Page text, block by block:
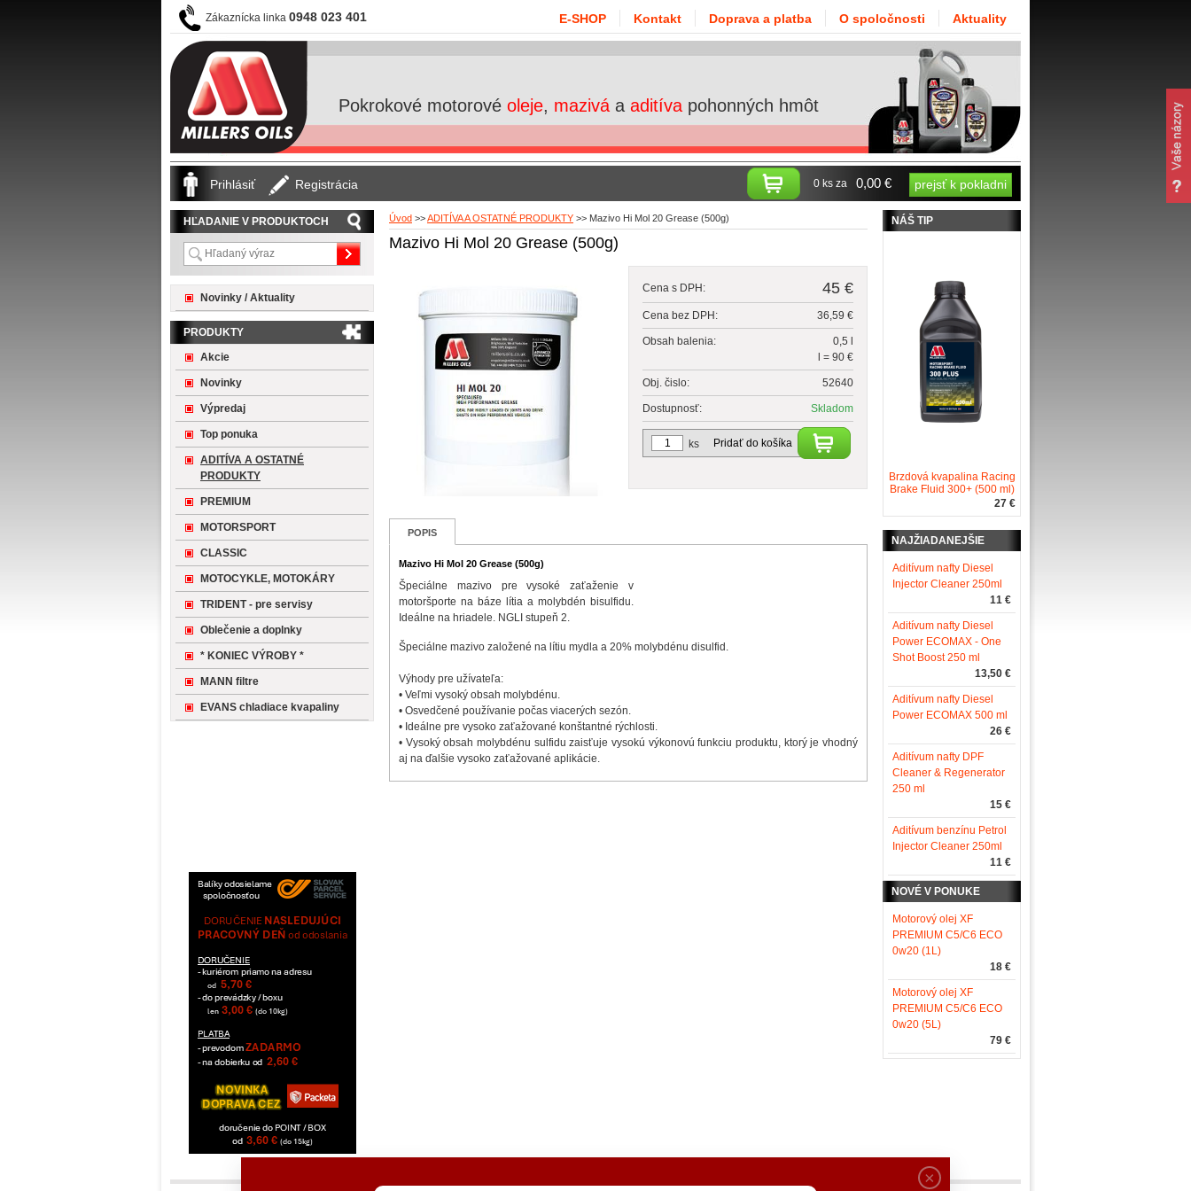
Zákaznícka linka 0948 023 401
Pokrokové motorové oleje, mazivá a aditíva pohonných hmôt
Úvod >>ADITÍVA A OSTATNÉ PRODUKTY >> Mazivo Hi Mol 20 Grease (500g)
Mazivo Hi Mol 20 Grease (500g)
Cena s DPH: 45 €
Cena bez DPH: 36,59 €
Obsah balenia:
0,5 l
l = 90 €
Obj. čislo: 52640
Dostupnosť: Skladom
Pridať do košíka
ks
POPIS
Mazivo Hi Mol 20 Grease (500g)
Špeciálne mazivo pre vysoké zaťaženie v
motoršporte na báze lítia a molybdén bisulfidu.
Ideálne na hriadele. NGLI stupeň 2.
Špeciálne mazivo založené na lítiu mydla a 20% molybdénu disulfid.
Výhody pre užívateľa:
• Veľmi vysoký obsah molybdénu.
• Osvedčené používanie počas viacerých sezón.
• Ideálne pre vysoko zaťažované konštantné rýchlosti.
• Vysoký obsah molybdénu sulfidu zaisťuje vysokú výkonovú funkciu produktu, ktorý je vhodný
aj na ďalšie vysoko zaťažované aplikácie.
HĽADANIE V PRODUKTOCH
Novinky / Aktuality
PRODUKTY
Akcie
Novinky
Výpredaj
Top ponuka
ADITÍVA A OSTATNÉ
PRODUKTY
PREMIUM
MOTORSPORT
CLASSIC
MOTOCYKLE, MOTOKÁRY
TRIDENT - pre servisy
Oblečenie a doplnky
* KONIEC VÝROBY *
MANN filtre
EVANS chladiace kvapaliny
NÁŠ TIP
Brzdová kvapalina Racing
Brake Fluid 300+ (500 ml)
27 €
NAJŽIADANEJŠIE
Aditívum nafty Diesel
Injector Cleaner 250ml
11 €
Aditívum nafty Diesel
Power ECOMAX - One
Shot Boost 250 ml
13,50 €
Aditívum nafty Diesel
Power ECOMAX 500 ml
26 €
Aditívum nafty DPF
Cleaner & Regenerator
250 ml
15 €
Aditívum benzínu Petrol
Injector Cleaner 250ml
11 €
NOVÉ V PONUKE
Motorový olej XF
PREMIUM C5/C6 ECO
0w20 (1L)
18 €
Motorový olej XF
PREMIUM C5/C6 ECO
0w20 (5L)
79 €
E-SHOP Kontakt Doprava a platba O spoločnosti Aktuality
Prihlásiť Registrácia 0 ks za 0,00 € prejsť k pokladni